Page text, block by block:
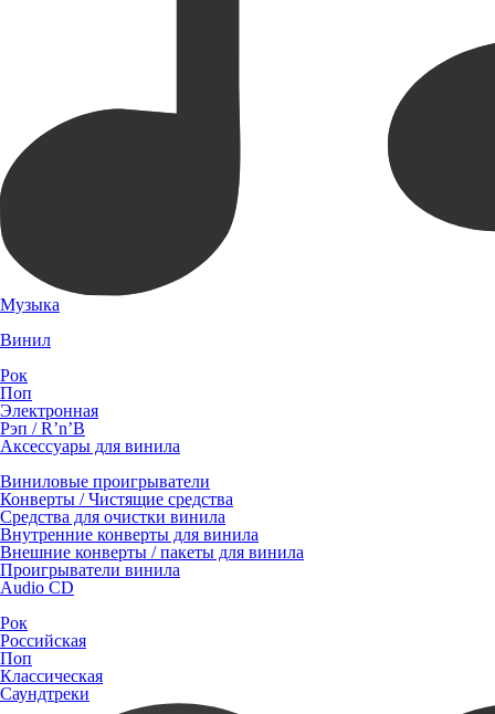
Музыка
Винил
Рок
Поп
Электронная
Рэп / R’n’B
Аксессуары для винила
Виниловые проигрыватели
Конверты / Чистящие средства
Средства для очистки винила
Внутренние конверты для винила
Внешние конверты / пакеты для винила
Проигрыватели винила
Audio CD
Рок
Российская
Поп
Классическая
Саундтреки